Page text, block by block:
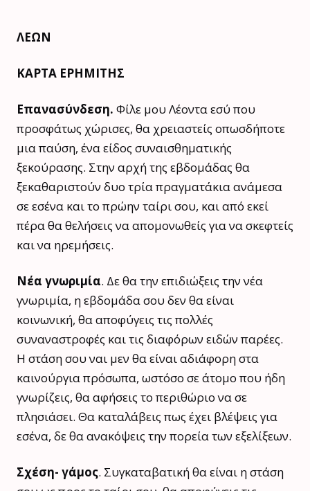
ΛΕΩΝ
ΚΑΡΤΑ ΕΡΗΜΙΤΗΣ
Επανασύνδεση. Φίλε μου Λέοντα εσύ που
προσφάτως χώρισες, θα χρειαστείς οπωσδήποτε
μια παύση, ένα είδος συναισθηματικής
ξεκούρασης. Στην αρχή της εβδομάδας θα
ξεκαθαριστούν δυο τρία πραγματάκια ανάμεσα
σε εσένα και το πρώην ταίρι σου, και από εκεί
πέρα θα θελήσεις να απομονωθείς για να σκεφτείς
και να ηρεμήσεις.
Νέα γνωριμία. Δε θα την επιδιώξεις την νέα
γνωριμία, η εβδομάδα σου δεν θα είναι
κοινωνική, θα αποφύγεις τις πολλές
συναναστροφές και τις διαφόρων ειδών παρέες.
Η στάση σου ναι μεν θα είναι αδιάφορη στα
καινούργια πρόσωπα, ωστόσο σε άτομο που ήδη
γνωρίζεις, θα αφήσεις το περιθώριο να σε
πλησιάσει. Θα καταλάβεις πως έχει βλέψεις για
εσένα, δε θα ανακόψεις την πορεία των εξελίξεων.
Σχέση- γάμος. Συγκαταβατική θα είναι η στάση